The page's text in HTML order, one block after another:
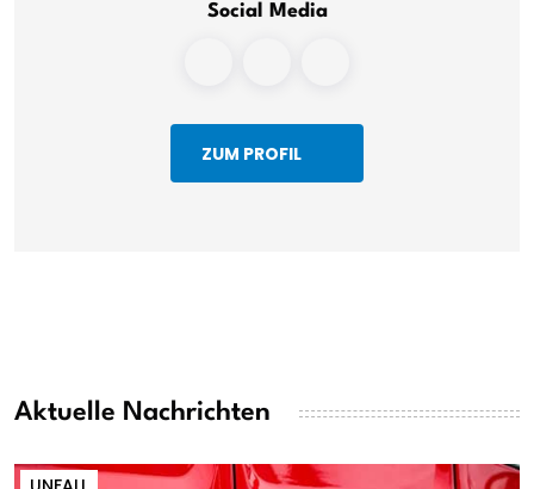
Social Media
ZUM PROFIL
Aktuelle Nachrichten